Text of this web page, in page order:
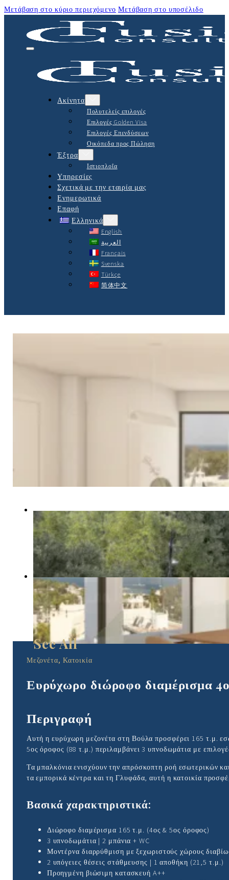
Μετάβαση στο κύριο περιεχόμενο Μετάβαση στο υποσέλιδο
Ακίνητα
Πολυτελείς επιλογές
Επιλογές Golden Visa
Επιλογές Επενδύσεων
Οικόπεδα προς Πώληση
Έξτρα
Ιστιοπλοΐα
Υπηρεσίες
Σχετικά με την εταιρία μας
Ενημερωτικά
Επαφή
Ελληνικά
English
العربية
Français
Svenska
Türkçe
简体中文
Μεζονέτα, Κατοικία
Ευρύχωρο διώροφο διαμέρισμα
Περιγραφή
Αυτή η ευρύχωρη μεζονέτα στη Βούλα προσφέρει 165 τ.μ.
5ος όροφος (88 τ.μ.) περιλαμβάνει 3 υπνοδωμάτια με
Τα μπαλκόνια ενισχύουν την απρόσκοπτη ροή εσωτερικών
τα εμπορικά κέντρα και τη Γλυφάδα, αυτή η κατοικία
Βασικά χαρακτηριστικά:
Διώροφο διαμέρισμα 165 τ.μ. (4ος & 5ος όροφος)
3 υπνοδωμάτια | 2 μπάνια + WC
Μοντέρνα διαρρύθμιση με ξεχωριστούς χώρους
2 υπόγειες θέσεις στάθμευσης | 1 αποθήκη (21,5 τ.μ.)
Προηγμένη βιώσιμη κατασκευή A++